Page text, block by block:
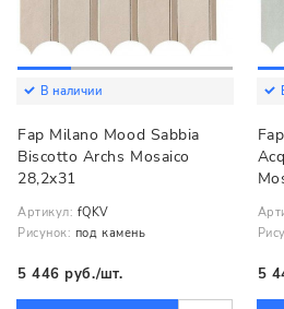
В наличии
Fap Milano Mood Sabbia
Biscotto Archs Mosaico
28,2x31
Артикул: fQKV
Рисунок: под камень
5 446 руб./шт. 5